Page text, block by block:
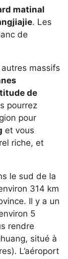
matinal
. Les
de
massifs
de
pourrez
pour
et vous
riche, et
le sud de la
314 km
Il y a un
5
rendre
situé à
L’aéroport